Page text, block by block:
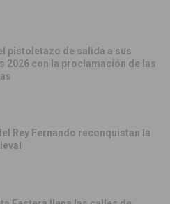
pistoletazo de salida a sus
2026 con la proclamación de las
Rey Fernando reconquistan la